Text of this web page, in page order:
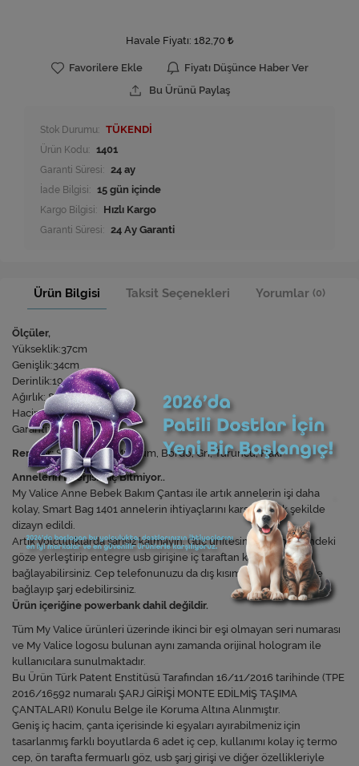
Havale Fiyatı: 182,70
Favorilere Ekle
Fiyatı Düşünce Haber Ver
Bu Ürünü Paylaş
Stok Durumu: TÜKENDİ
Ürün Kodu: 1401
Garanti Süresi: 24 ay
İade Bilgisi:
Kargo Bilgisi: Hızlı Kargo
Garanti Süresi: 24 Ay Garanti
Ürün Bilgisi Taksit Seçenekleri Yorumlar (0)
Ölçüler,
Yükseklik:37cm
Genişlik:34cm
Derinlik:19cm
Ağırlık: 800 gr
Hacim: 24-28 lt
Garanti: 2 Yıl
Renkler:Siyah, Mavi, Mürdüm, Bordo, Gri, Turuncu, Haki
Annelerin Enerjisi Hiç Bitmiyor..
My Valice Anne Bebek Bakım Çantası ile artık annelerin işi daha
kolay, Smart Bag 1401 annelerin ihtiyaçlarını karşılayacak şekilde
dizayn edildi.
Artık yolculuklarda şarjsız kalmayın. Güç ünitesini çantanın içindeki
göze yerleştirip entegre usb girişine iç taraftan kablo ile
bağlayabilirsiniz. Cep telefonunuzu da dış kısımdaki USB girişine
bağlayıp şarj edebilirsiniz.
Ürün içeriğine powerbank dahil değildir.
Tüm My Valice ürünleri üzerinde ikinci bir eşi olmayan seri numarası
ve My Valice logosu bulunan aynı zamanda orijinal hologram ile
kullanıcılara sunulmaktadır.
Bu Ürün Türk Patent Enstitüsü Tarafından 16/11/2016 tarihinde (TPE
2016/16592 numaralı ŞARJ GİRİŞİ MONTE EDİLMİŞ TAŞIMA
ÇANTALARI) Konulu Belge ile Koruma Altına Alınmıştır.
Geniş iç hacim, çanta içerisinde ki eşyaları ayırabilmeniz için
tasarlanmış farklı boyutlarda 6 adet iç cep, kullanımı kolay iç termo
cep, ön tarafta fermuarlı göz, usb şarj girişi ve diğer özellikleriyle